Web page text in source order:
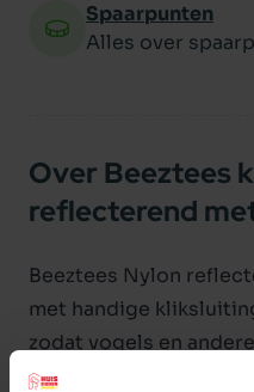
Spaarpunten
Alles over
Over Beeztees
reflecterend
Beeztees Nylon
met handige
zodat vogels en
worden gealarmeerd